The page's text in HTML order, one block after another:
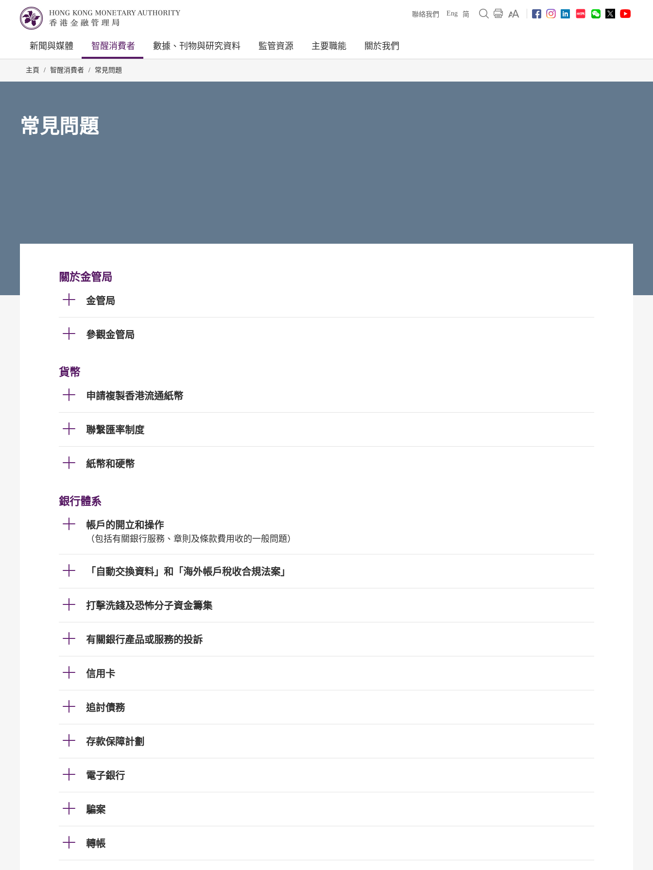
聯絡我們 Eng 简
新聞與媒體 智醒消費者 數據、刊物與研究資料 監管資源 主要職能 關於我們
主頁 / 智醒消費者 / 常見問題
常見問題
關於金管局
金管局
參觀金管局
貨幣
申請複製香港流通紙幣
聯繫匯率制度
紙幣和硬幣
銀行體系
帳戶的開立和操作
（包括有關銀行服務、章則及條款費用收的一般問題）
「自動交換資料」和「海外帳戶稅收合規法案」
打擊洗錢及恐怖分子資金籌集
有關銀行產品或服務的投訴
信用卡
追討債務
存款保障計劃
電子銀行
騙案
轉帳